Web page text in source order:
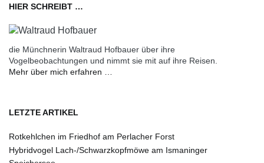
HIER SCHREIBT …
die Münchnerin Waltraud Hofbauer über ihre
Vogelbeobachtungen und nimmt sie mit auf ihre Reisen.
Mehr über mich erfahren …
LETZTE ARTIKEL
Rotkehlchen im Friedhof am Perlacher Forst
Hybridvogel Lach-/Schwarzkopfmöwe am Ismaninger